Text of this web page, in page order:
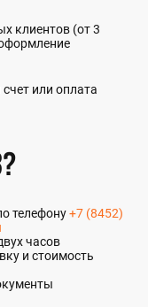
клиентов (от 3
или оплата
телефону+7 (8452)
часов
и стоимость